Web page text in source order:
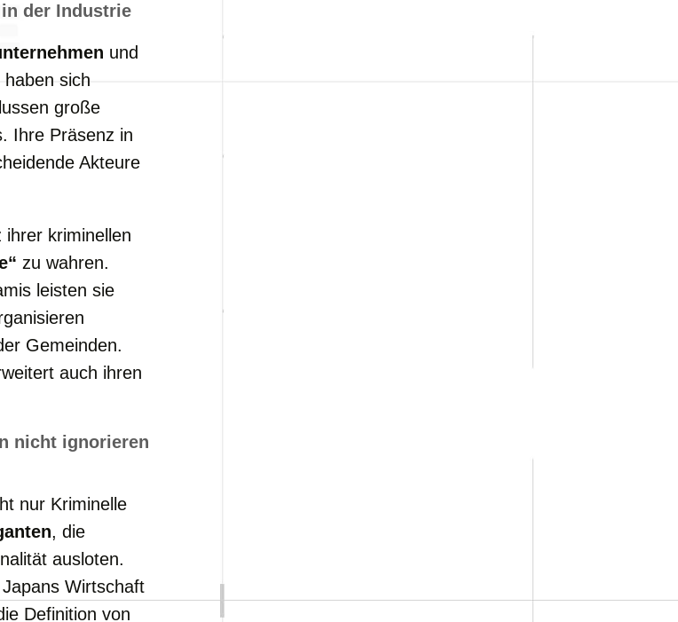
in der Industrie
und
haben sich
große
Ihre Präsenz in
Akteure
ihrer kriminellen
zu wahren.
leisten sie
Gemeinden.
auch ihren
nicht ignorieren
nur Kriminelle
, die
ausloten.
Japans Wirtschaft
Definition von